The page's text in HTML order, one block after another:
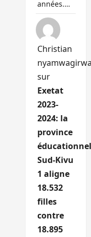
années.…
Christian
sur
Exetat
2023-
2024: la
province
Sud-Kivu
1 aligne
18.532
filles
contre
18.895